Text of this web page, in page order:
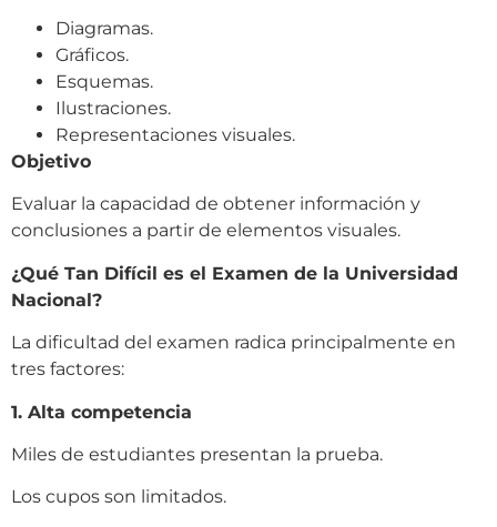
Diagramas.
Gráficos.
Esquemas.
Ilustraciones.
Representaciones visuales.
Objetivo
Evaluar la capacidad de obtener información y
conclusiones a partir de elementos visuales.
¿Qué Tan Difícil es el Examen de la Universidad
Nacional?
La dificultad del examen radica principalmente en
tres factores:
1. Alta competencia
Miles de estudiantes presentan la prueba.
Los cupos son limitados.